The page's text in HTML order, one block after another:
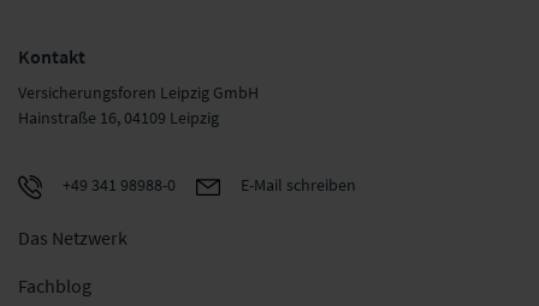
Kontakt
Versicherungsforen Leipzig GmbH
Hainstraße 16, 04109 Leipzig
+49 341 98988-0 E-Mail schreiben
Das Netzwerk
Fachblog